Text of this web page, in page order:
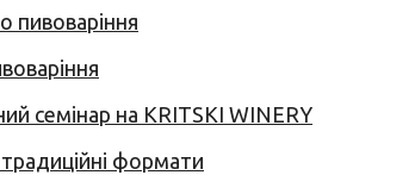
пивоваріння
семінар на KRITSKI WINERY
традиційні формати